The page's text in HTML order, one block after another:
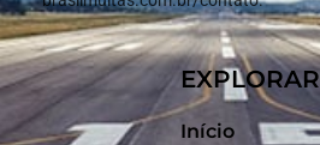
EXPLORAR
Início